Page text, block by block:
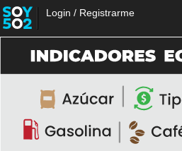
Login / Registrarme